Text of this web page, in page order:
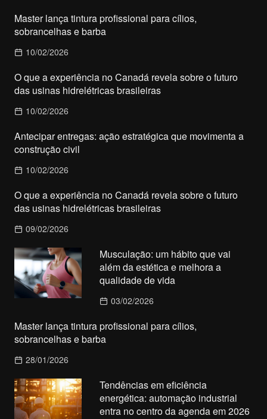
Master lança tintura profissional para cílios,
sobrancelhas e barba
10/02/2026
O que a experiência no Canadá revela sobre o futuro
das usinas hidrelétricas brasileiras
10/02/2026
Antecipar entregas: ação estratégica que movimenta a
construção civil
10/02/2026
O que a experiência no Canadá revela sobre o futuro
das usinas hidrelétricas brasileiras
09/02/2026
Musculação: um hábito que vai
além da estética e melhora a
qualidade de vida
03/02/2026
Master lança tintura profissional para cílios,
sobrancelhas e barba
28/01/2026
Tendências em eficiência
energética: automação industrial
entra no centro da agenda em 2026